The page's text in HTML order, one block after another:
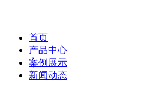
首页
产品中心
案例展示
新闻动态